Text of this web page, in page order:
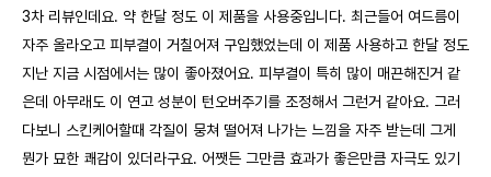
3차 리뷰인데요. 약 한달 정도 이 제품을 사용중입니다. 최근들어 여드름이
자주 올라오고 피부결이 거칠어져 구입했었는데 이 제품 사용하고 한달 정도
지난 지금 시점에서는 많이 좋아졌어요. 피부결이 특히 많이 매끈해진거 같
은데 아무래도 이 연고 성분이 턴오버주기를 조정해서 그런거 같아요. 그러
다보니 스킨케어할때 각질이 뭉쳐 떨어져 나가는 느낌을 자주 받는데 그게
뭔가 묘한 쾌감이 있더라구요. 어쨋든 그만큼 효과가 좋은만큼 자극도 있기